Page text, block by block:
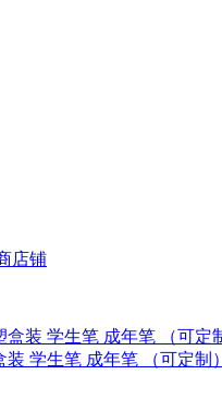
店铺
学生笔 成年笔 （可定制）